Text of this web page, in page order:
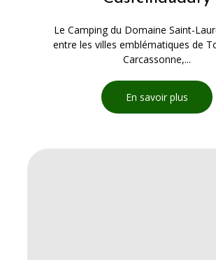
Le Camping du Domaine Saint-
entre les villes emblématiques de
Carcassonne,...
En savoir plus